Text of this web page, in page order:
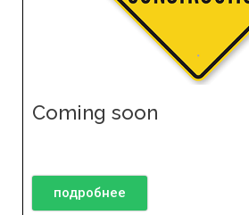
Coming soon
подробнее